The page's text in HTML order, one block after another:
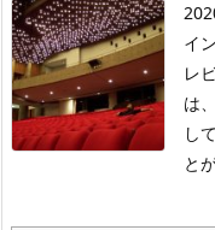
イ
レ
は
し
と